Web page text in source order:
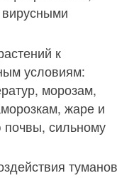
к
условиям:
морозам,
жаре и
почвы, сильному
туманов